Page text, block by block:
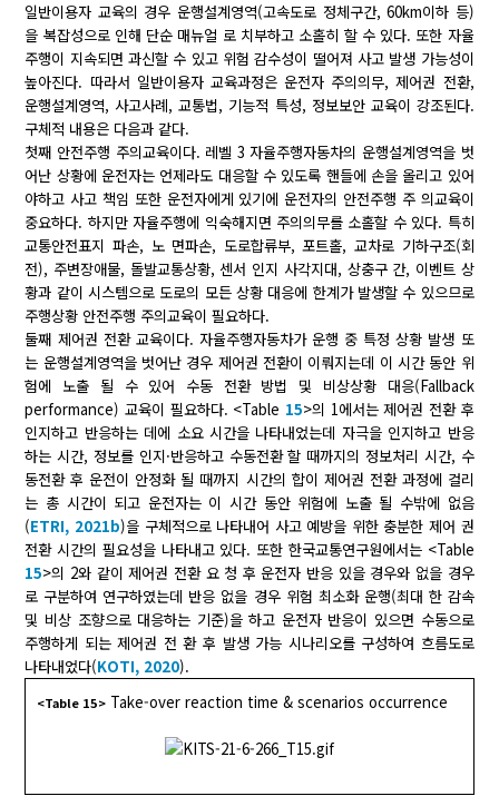
일반이용자 교육의 경우 운행설계영역(고속도로 정체구간, 60km이하 등)
을 복잡성으로 인해 단순 매뉴얼 로 치부하고 소홀히 할 수 있다. 또한 자율
주행이 지속되면 과신할 수 있고 위험 감수성이 떨어져 사고 발생 가능성이
높아진다. 따라서 일반이용자 교육과정은 운전자 주의의무, 제어권 전환,
운행설계영역, 사고사례, 교통법, 기능적 특성, 정보보안 교육이 강조된다.
구체적 내용은 다음과 같다.
첫째 안전주행 주의교육이다. 레벨 3 자율주행자동차의 운행설계영역을 벗
어난 상황에 운전자는 언제라도 대응할 수 있도록 핸들에 손을 올리고 있어
야하고 사고 책임 또한 운전자에게 있기에 운전자의 안전주행 주 의교육이
중요하다. 하지만 자율주행에 익숙해지면 주의의무를 소홀할 수 있다. 특히
교통안전표지 파손, 노 면파손, 도로합류부, 포트홀, 교차로 기하구조(회
전), 주변장애물, 돌발교통상황, 센서 인지 사각지대, 상충구 간, 이벤트 상
황과 같이 시스템으로 도로의 모든 상황 대응에 한계가 발생할 수 있으므로
주행상황 안전주행 주의교육이 필요하다.
둘째 제어권 전환 교육이다. 자율주행자동차가 운행 중 특정 상황 발생 또
는 운행설계영역을 벗어난 경우 제어권 전환이 이뤄지는데 이 시간 동안 위
험에 노출 될 수 있어 수동 전환 방법 및 비상상황 대응(Fallback
performance) 교육이 필요하다. <Table 15>의 1에서는 제어권 전환 후
인지하고 반응하는 데에 소요 시간을 나타내었는데 자극을 인지하고 반응
하는 시간, 정보를 인지·반응하고 수동전환 할 때까지의 정보처리 시간, 수
동전환 후 운전이 안정화 될 때까지 시간의 합이 제어권 전환 과정에 걸리
는 총 시간이 되고 운전자는 이 시간 동안 위험에 노출 될 수밖에 없음
(ETRI, 2021b)을 구체적으로 나타내어 사고 예방을 위한 충분한 제어 권
전환 시간의 필요성을 나타내고 있다. 또한 한국교통연구원에서는 <Table
15>의 2와 같이 제어권 전환 요 청 후 운전자 반응 있을 경우와 없을 경우
로 구분하여 연구하였는데 반응 없을 경우 위험 최소화 운행(최대 한 감속
및 비상 조향으로 대응하는 기준)을 하고 운전자 반응이 있으면 수동으로
주행하게 되는 제어권 전 환 후 발생 가능 시나리오를 구성하여 흐름도로
나타내었다(KOTI, 2020).
<Table 15> Take-over reaction time & scenarios occurrence